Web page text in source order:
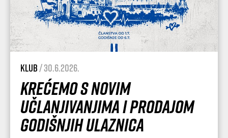
Klub/ 30.6.2026.
Krećemo s novim
učlanjivanjima i prodajom
godišnjih ulaznica